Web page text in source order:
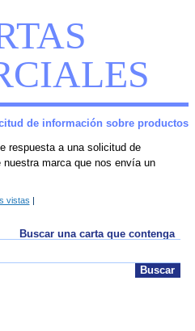
de información sobre productos
respuesta a una solicitud de
marca que nos envía un
vistas
Buscar una carta que contenga